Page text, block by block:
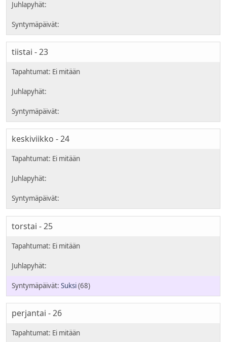
tiistai - 23
keskiviikko - 24
torstai - 25
Suksi(68)
perjantai - 26